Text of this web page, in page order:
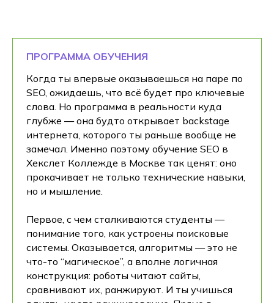
ПРОГРАММА ОБУЧЕНИЯ
Когда ты впервые оказываешься на паре по
SEO, ожидаешь, что всё будет про ключевые
слова. Но программа в реальности куда
глубже — она будто открывает backstage
интернета, которого ты раньше вообще не
замечал. Именно поэтому обучение SEO в
Хекслет Коллежде в Москве так ценят: оно
прокачивает не только технические навыки,
но и мышление.
Первое, с чем сталкиваются студенты —
понимание того, как устроены поисковые
системы. Оказывается, алгоритмы — это не
что-то “магическое”, а вполне логичная
конструкция: роботы читают сайты,
сравнивают их, ранжируют. И ты учишься